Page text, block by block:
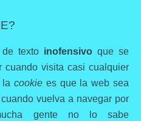
texto inofensivo que se
cuando visita casi cualquier
la cookiees que la web sea
vuelva a navegar por
gente no lo sabe